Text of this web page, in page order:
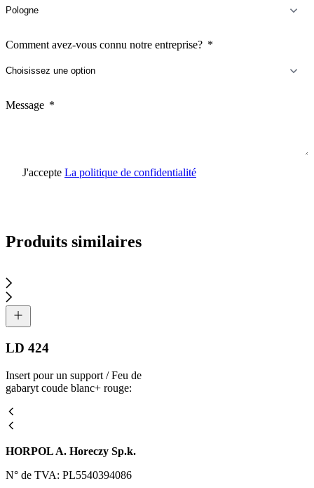
Comment avez-vous connu notre entreprise?
Message
J'accepte La politique de confidentialité
Produits similaires
LD 424
Insert pour un support / Feu de
gabaryt coude blanc+ rouge:
HORPOL A. Horeczy Sp.k.
N° de TVA: PL5540394086